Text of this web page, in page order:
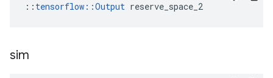
:: tensorflow::Output reserve_space_2
sim